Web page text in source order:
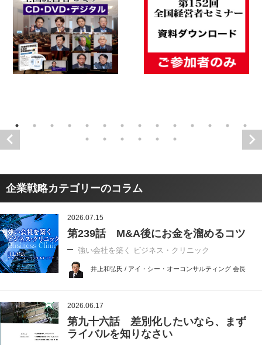
企業戦略カテゴリーのコラム
2026.07.15
第239話 M&A後にお金を溜めるコツ
強い会社を築く ビジネス・クリニック
井上和弘氏 / アイ・シー・オーコンサルティング 会長
2026.06.17
第九十六話 差別化したいなら、まず
ライバルを知りなさい